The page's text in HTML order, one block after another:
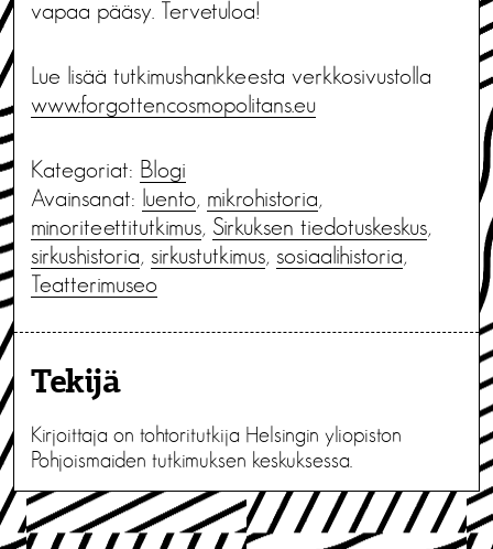
vapaa pääsy. Tervetuloa!
Lue lisää tutkimushankkeesta verkkosivustolla
www.forgottencosmopolitans.eu
Kategoriat: Blogi
Avainsanat: luento, mikrohistoria,
minoriteettitutkimus, Sirkuksen tiedotuskeskus,
sirkushistoria, sirkustutkimus, sosiaalihistoria,
Teatterimuseo
Tekijä
Kirjoittaja on tohtoritutkija Helsingin yliopiston
Pohjoismaiden tutkimuksen keskuksessa.